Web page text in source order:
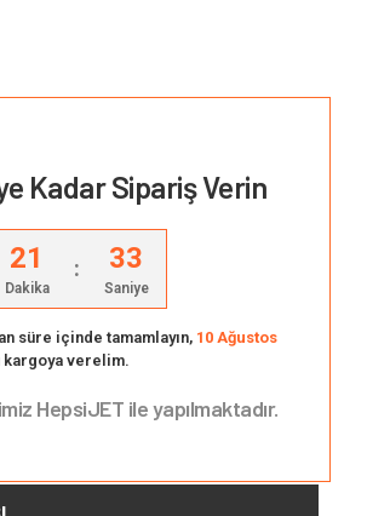
Kadar Sipariş Verin
21
Dakika
: 32
Saniye
süre içinde tamamlayın, 10 Ağustos
kargoya verelim.
HepsiJET ile yapılmaktadır.